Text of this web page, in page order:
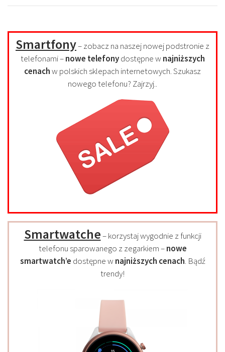
Smartfony– zobacz na naszej nowej podstronie z
telefonami –nowe telefonydostępne w najniższych
cenachw polskich sklepach internetowych. Szukasz
nowego telefonu? Zajrzyj..
Smartwatche– korzystaj wygodnie z funkcji
telefonu sparowanego z zegarkiem –nowe
smartwatch’e dostępne w najniższych cenach. Bądź
trendy!